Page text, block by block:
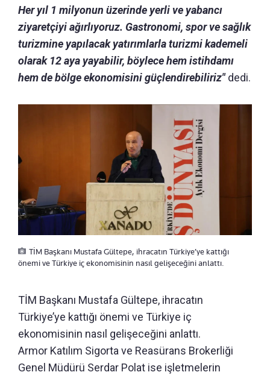
Her yıl 1 milyonun üzerinde yerli ve yabancı
ziyaretçiyi ağırlıyoruz. Gastronomi, spor ve sağlık
turizmine yapılacak yatırımlarla turizmi kademeli
olarak 12 aya yayabilir, böylece hem istihdamı
hem de bölge ekonomisini güçlendirebiliriz"dedi.
TİM Başkanı Mustafa Gültepe, ihracatın Türkiye’ye kattığı
önemi ve Türkiye iç ekonomisinin nasıl gelişeceğini anlattı.
TİM Başkanı Mustafa Gültepe, ihracatın
Türkiye’ye kattığı önemi ve Türkiye iç
ekonomisinin nasıl gelişeceğini anlattı.
Armor Katılım Sigorta ve Reasürans Brokerliği
Genel Müdürü Serdar Polat ise işletmelerin